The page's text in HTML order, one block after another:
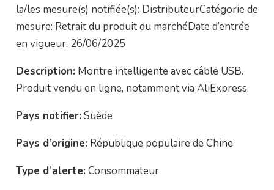
la/les mesure(s) notifiée(s): DistributeurCatégorie de
mesure: Retrait du produit du marchéDate d’entrée
en vigueur: 26/06/2025
Description: Montre intelligente avec câble USB.
Produit vendu en ligne, notamment via AliExpress.
Pays notifier: Suède
Pays d’origine: République populaire de Chine
Type d’alerte: Consommateur